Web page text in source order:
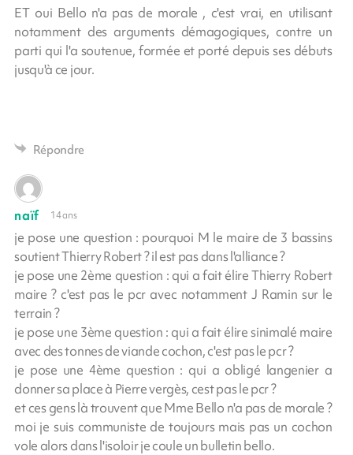
ET oui Bello n'a pas de morale , c'est vrai, en utilisant
notamment des arguments démagogiques, contre un
parti qui l'a soutenue, formée et porté depuis ses débuts
jusqu'à ce jour.
Répondre
naïf 14 ans
je pose une question : pourquoi M le maire de 3 bassins
soutient Thierry Robert ? il est pas dans l'alliance ?
je pose une 2ème question : qui a fait élire Thierry Robert
maire ? c'est pas le pcr avec notamment J Ramin sur le
terrain ?
je pose une 3ème question : qui a fait élire sinimalé maire
avec des tonnes de viande cochon, c'est pas le pcr ?
je pose une 4ème question : qui a obligé langenier a
donner sa place à Pierre vergès, cest pas le pcr ?
et ces gens là trouvent que Mme Bello n'a pas de morale ?
moi je suis communiste de toujours mais pas un cochon
vole alors dans l'isoloir je coule un bulletin bello.